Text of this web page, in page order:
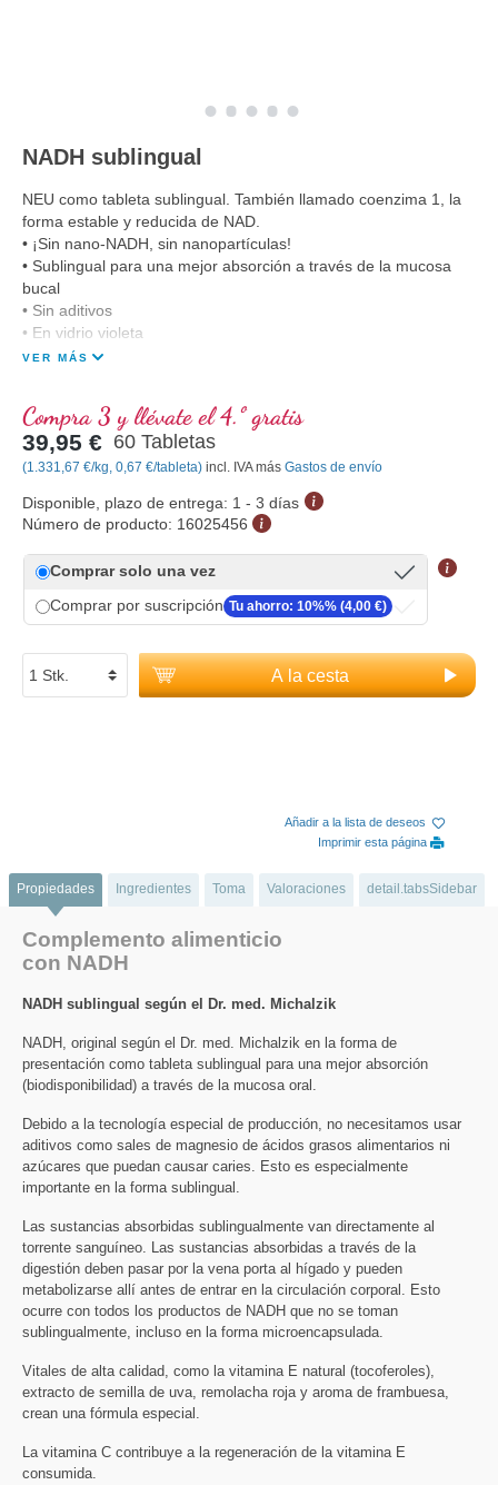
NADH sublingual
NEU como tableta sublingual. También llamado coenzima 1, la
forma estable y reducida de NAD.
• ¡Sin nano-NADH, sin nanopartículas!
• Sublingual para una mejor absorción a través de la mucosa
bucal
• Sin aditivos
• En vidrio violeta
VER MÁS
Compra 3 y llévate el 4.º gratis
39,95 € 60 Tabletas
(1.331,67 €/kg, 0,67 €/tableta) incl. IVA más Gastos de envío
Disponible, plazo de entrega: 1 - 3 días
Número de producto: 16025456
Comprar solo una vez
Comprar por suscripción Tu ahorro: 10%% (4,00 €)
A la cesta
Añadir a la lista de deseos
Imprimir esta página
Propiedades Ingredientes Toma Valoraciones detail.tabsSidebar
Complemento alimenticio
con NADH
NADH sublingual según el Dr. med. Michalzik
NADH, original según el Dr. med. Michalzik en la forma de
presentación como tableta sublingual para una mejor absorción
(biodisponibilidad) a través de la mucosa oral.
Debido a la tecnología especial de producción, no necesitamos usar
aditivos como sales de magnesio de ácidos grasos alimentarios ni
azúcares que puedan causar caries. Esto es especialmente
importante en la forma sublingual.
Las sustancias absorbidas sublingualmente van directamente al
torrente sanguíneo. Las sustancias absorbidas a través de la
digestión deben pasar por la vena porta al hígado y pueden
metabolizarse allí antes de entrar en la circulación corporal. Esto
ocurre con todos los productos de NADH que no se toman
sublingualmente, incluso en la forma microencapsulada.
Vitales de alta calidad, como la vitamina E natural (tocoferoles),
extracto de semilla de uva, remolacha roja y aroma de frambuesa,
crean una fórmula especial.
La vitamina C contribuye a la regeneración de la vitamina E
consumida.